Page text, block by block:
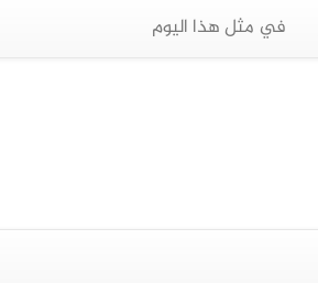
في مثل هذا اليوم